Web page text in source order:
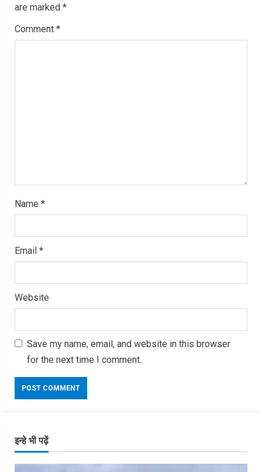
R
e
are marked *
Comment *
Name *
Email *
Website
Save my name, email, and website in this browser
for the next time I comment.
इन्हे भी पढ़ें